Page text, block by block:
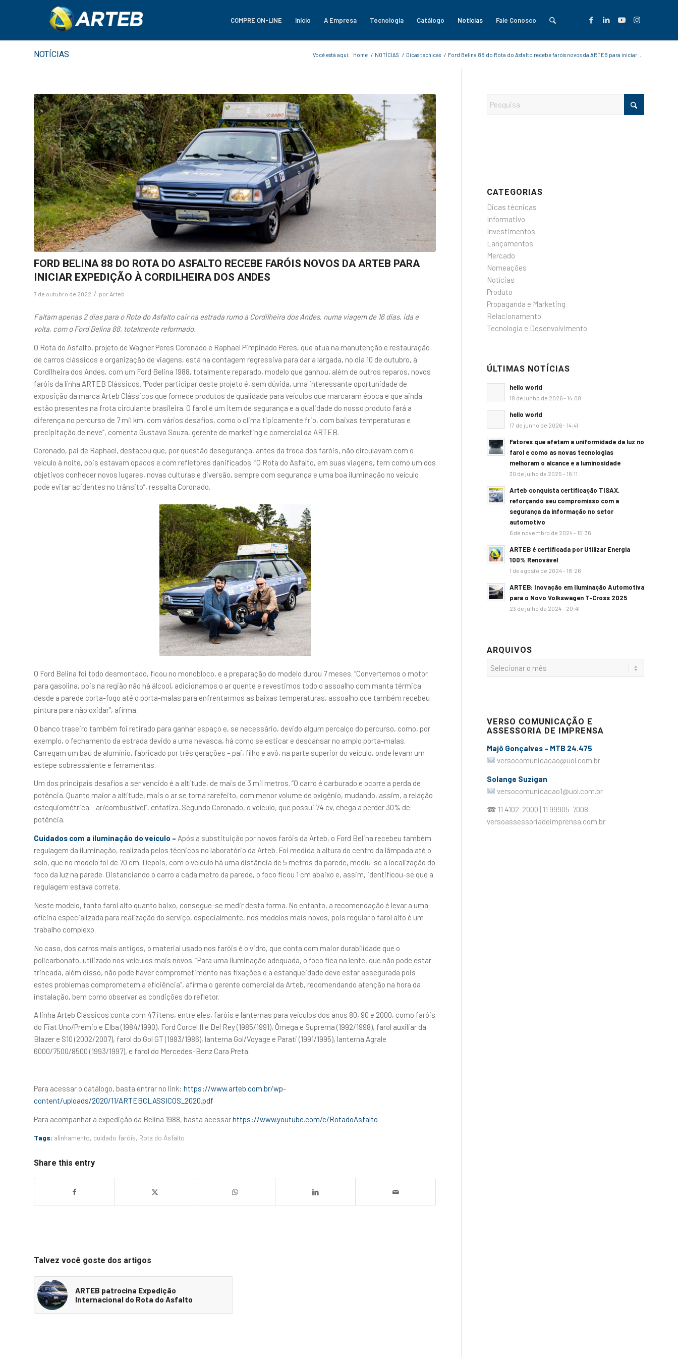
COMPRE ON-LINE Início A Empresa Tecnologia Catálogo Notícias Fale Conosco
NOTÍCIAS Você está aqui: Home / NOTÍCIAS / Dicas técnicas / Ford Belina 88 do Rota do Asfalto recebe faróis novos da ARTEB para iniciar ...
FORD BELINA 88 DO ROTA DO ASFALTO RECEBE FARÓIS NOVOS DA ARTEB PARA
INICIAR EXPEDIÇÃO À CORDILHEIRA DOS ANDES
7 de outubro de 2022 / por Arteb
Faltam apenas 2 dias para o Rota do Asfalto cair na estrada rumo à Cordilheira dos Andes, numa viagem de 16 dias, ida e
volta, com o Ford Belina 88, totalmente reformado.
O Rota do Asfalto, projeto de Wagner Peres Coronado e Raphael Pimpinado Peres, que atua na manutenção e restauração
de carros clássicos e organização de viagens, está na contagem regressiva para dar a largada, no dia 10 de outubro, à
Cordilheira dos Andes, com um Ford Belina 1988, totalmente reparado, modelo que ganhou, além de outros reparos, novos
faróis da linha ARTEB Clássicos. “Poder participar deste projeto é, sem dúvida, uma interessante oportunidade de
exposição da marca Arteb Clássicos que fornece produtos de qualidade para veículos que marcaram época e que ainda
estão presentes na frota circulante brasileira. O farol é um item de segurança e a qualidade do nosso produto fará a
diferença no percurso de 7 mil km, com vários desafios, como o clima tipicamente frio, com baixas temperaturas e
precipitação de neve”, comenta Gustavo Souza, gerente de marketing e comercial da ARTEB.
Coronado, pai de Raphael, destacou que, por questão desegurança, antes da troca dos faróis, não circulavam com o
veículo à noite, pois estavam opacos e com refletores danificados. “O Rota do Asfalto, em suas viagens, tem como um dos
objetivos conhecer novos lugares, novas culturas e diversão, sempre com segurança e uma boa iluminação no veículo
pode evitar acidentes no trânsito”, ressalta Coronado.
O Ford Belina foi todo desmontado, ficou no monobloco, e a preparação do modelo durou 7 meses. “Convertemos o motor
para gasolina, pois na região não há álcool, adicionamos o ar quente e revestimos todo o assoalho com manta térmica
desde a parede corta-fogo até o porta-malas para enfrentarmos as baixas temperaturas, assoalho que também recebeu
pintura para não oxidar”, afirma.
O banco traseiro também foi retirado para ganhar espaço e, se necessário, devido algum percalço do percurso, como, por
exemplo, o fechamento da estrada devido a uma nevasca, há como se esticar e descansar no amplo porta-malas.
Carregam um baú de alumínio, fabricado por três gerações – pai, filho e avô, na parte superior do veículo, onde levam um
estepe sobressalente e ferramentas.
Um dos principais desafios a ser vencido é a altitude, de mais de 3 mil metros. “O carro é carburado e ocorre a perda de
potência. Quanto maior a altitude, mais o ar se torna rarefeito, com menor volume de oxigênio, mudando, assim, a relação
estequiométrica – ar/combustível”, enfatiza. Segundo Coronado, o veículo, que possui 74 cv, chega a perder 30% de
potência.
Cuidados com a iluminação do veículo – Após a substituição por novos faróis da Arteb, o Ford Belina recebeu também
regulagem da iluminação, realizada pelos técnicos no laboratório da Arteb. Foi medida a altura do centro da lâmpada até o
solo, que no modelo foi de 70 cm. Depois, com o veículo há uma distância de 5 metros da parede, mediu-se a localização do
foco da luz na parede. Distanciando o carro a cada metro da parede, o foco ficou 1 cm abaixo e, assim, identificou-se que a
regulagem estava correta.
Neste modelo, tanto farol alto quanto baixo, consegue-se medir desta forma. No entanto, a recomendação é levar a uma
oficina especializada para realização do serviço, especialmente, nos modelos mais novos, pois regular o farol alto é um
trabalho complexo.
No caso, dos carros mais antigos, o material usado nos faróis é o vidro, que conta com maior durabilidade que o
policarbonato, utilizado nos veículos mais novos. “Para uma iluminação adequada, o foco fica na lente, que não pode estar
trincada, além disso, não pode haver comprometimento nas fixações e a estanqueidade deve estar assegurada pois
estes problemas comprometem a eficiência”, afirma o gerente comercial da Arteb, recomendando atenção na hora da
instalação, bem como observar as condições do refletor.
A linha Arteb Clássicos conta com 47 itens, entre eles, faróis e lanternas para veículos dos anos 80, 90 e 2000, como faróis
do Fiat Uno/Premio e Elba (1984/1990), Ford Corcel II e Del Rey (1985/1991), Ômega e Suprema (1992/1998), farol auxiliar da
Blazer e S10 (2002/2007), farol do Gol GT (1983/1986), lanterna Gol/Voyage e Parati (1991/1995), lanterna Agrale
6000/7500/8500 (1993/1997), e farol do Mercedes-Benz Cara Preta.
Para acessar o catálogo, basta entrar no link: https://www.arteb.com.br/wp-
content/uploads/2020/11/ARTEBCLASSICOS_2020.pdf
Para acompanhar a expedição da Belina 1988, basta acessarhttps://www.youtube.com/c/RotadoAsfalto
Tags: alinhamento, cuidado faróis, Rota do Asfalto
Share this entry
Talvez você goste dos artigos
ARTEB patrocina Expedição
Internacional do Rota do Asfalto
CATEGORIAS
Dicas técnicas
Informativo
Investimentos
Lançamentos
Mercado
Nomeações
Notícias
Produto
Propaganda e Marketing
Relacionamento
Tecnologia e Desenvolvimento
ÚLTIMAS NOTÍCIAS
hello world
18 de junho de 2026 - 14:08
hello world
17 de junho de 2026 - 14:41
Fatores que afetam a uniformidade da luz no
farol e como as novas tecnologias
melhoram o alcance e a luminosidade
30 de julho de 2025 - 16:11
Arteb conquista certificação TISAX,
reforçando seu compromisso com a
segurança da informação no setor
automotivo
6 de novembro de 2024 - 15:36
ARTEB é certificada por Utilizar Energia
100% Renovável
1 de agosto de 2024 - 18:26
ARTEB: Inovação em Iluminação Automotiva
para o Novo Volkswagen T-Cross 2025
23 de julho de 2024 - 20:41
ARQUIVOS
VERSO COMUNICAÇÃO E
ASSESSORIA DE IMPRENSA
Majô Gonçalves – MTB 24.475
versocomunicacao@uol.com.br
Solange Suzigan
versocomunicacao1@uol.com.br
☎ 11 4102-2000 | 11 99905-7008
versoassessoriadeimprensa.com.br